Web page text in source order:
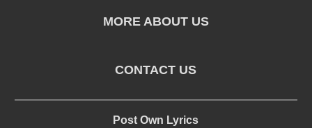
MORE ABOUT US
CONTACT US
Post Own Lyrics